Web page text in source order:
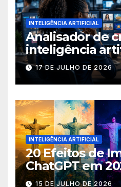
INTELIGÊNCIA ARTIFICIAL
Analisador de
inteligência
postar porcaria!
17 DE JULHO DE 2026
INTELIGÊNCIA ARTIFICIAL
20 Efeitos de
ChatGPT em
Completo com
15 DE JULHO DE 2026